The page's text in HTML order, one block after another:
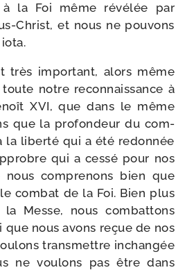
à la Foi même révé­lée par
​Christ, et nous ne pou­vons
très impor­tant, alors même
notre recon­nais­sance à
XVI, que dans le même
que la pro­fon­deur du com­
la liber­té qui a été redon­née
qui a ces­sé pour nos
nous com­pre­nons bien que
com­bat de la Foi. Bien plus
Messe, nous com­bat­tons
que nous avons reçue de nos
trans­mettre inchan­gée
ne vou­lons pas être dans